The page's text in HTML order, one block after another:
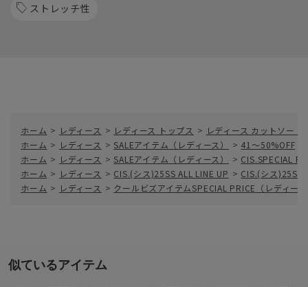
ストレッチ性
ホーム > レディース > レディース トップス > レディース カットソー・
ホーム > レディース > SALEアイテム（レディース） > 41～50%OFF
ホーム > レディース > SALEアイテム（レディース） > CIS.SPECIAL
ホーム > レディース > CIS.(シス)25SS ALL LINE UP > CIS.(シス)25SS
ホーム > レディース > クールビズアイテムSPECIAL PRICE（レディー